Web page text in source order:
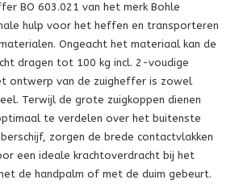
BO 603.021 van het merk Bohle
hulp voor het heffen en transporteren
Ongeacht het materiaal kan de
dragen tot 100 kg incl. 2-voudige
ontwerp van de zuigheffer is zowel
Terwijl de grote zuigkoppen dienen
te verdelen over het buitenste
zorgen de brede contactvlakken
een ideale krachtoverdracht bij het
de handpalm of met de duim gebeurt.